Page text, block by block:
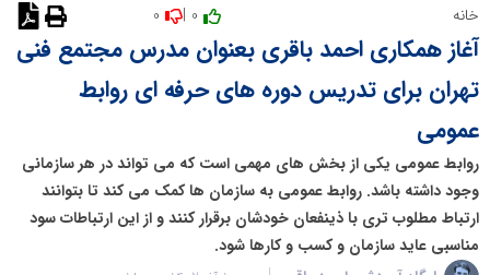
خانه
آغاز همکاری احمد باقری بعنوان مدرس مجتمع فنی
تهران برای تدریس دوره های حرفه ای روابط
عمومی
روابط عمومی یکی از بخش های مهمی است که می تواند در هر سازمانی
وجود داشته باشد. روابط عمومی به سازمان ها کمک می کند تا بتوانند
ارتباط مطلوب تری با ذینفعان خودشان برقرار کنند و از این ارتباطات سود
مناسبی عاید سازمان و کسب و کارها شود.